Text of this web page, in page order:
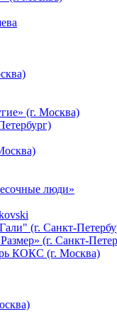
(г. Москва)
люди»
(г. Санкт-
(г. Санкт-
КОКС (г. Москва)